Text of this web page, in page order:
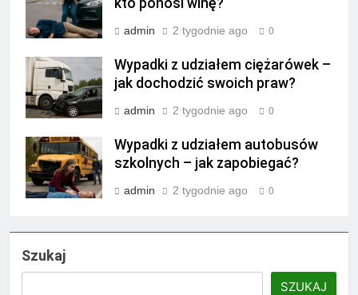
admin 2 tygodnie ago 0
Wypadki z udziałem ciężarówek –
jak dochodzić swoich praw?
admin 2 tygodnie ago 0
Wypadki z udziałem autobusów
szkolnych – jak zapobiegać?
admin 2 tygodnie ago 0
Szukaj
SZUKAJ